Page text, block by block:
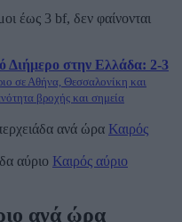
έως 3 bf, δεν φαίνονται
Διήμερο στην Ελλάδα: 2-3
σε Αθήνα, Θεσσαλονίκη και
βροχής και σημεία
ανά ώρα Καιρός
αύριο Καιρός αύριο
ανά ώρα